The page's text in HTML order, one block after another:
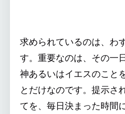
求められているのは、わ
す。重要なのは、その一
神あるいはイエスのこと
とだけなのです。提示さ
てを、毎日決まった時間